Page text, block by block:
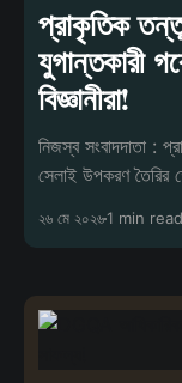
প্রাকৃতিক
যুগান্তকারী
বিজ্ঞানীরা!
নিজস্ব সংবাদদাতা :
সেলাই উপকরণ তৈরির
২৬ মে ২০২৬1 min read